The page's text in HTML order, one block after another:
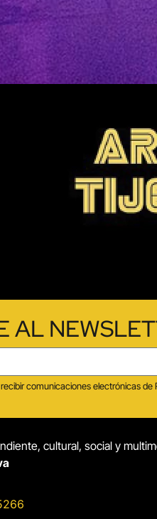
AL
comunicaciones electrónicas
cultural, social y